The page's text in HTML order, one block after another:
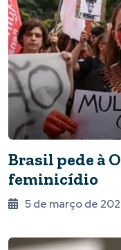
Brasil pede à
feminicídio
5 de março de